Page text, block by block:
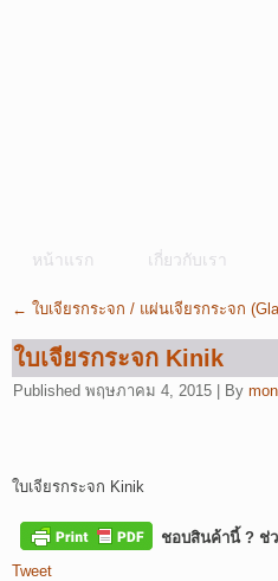
หน้าแรก เกี่ยวกับเรา
← ใบเจียรกระจก / แผ่นเจียรกระจก
ใบเจียรกระจก Kinik
Published พฤษภาคม 4, 2015 By
ใบเจียรกระจก Kinik
ชอบสินค้านี้ ? ช่
Tweet